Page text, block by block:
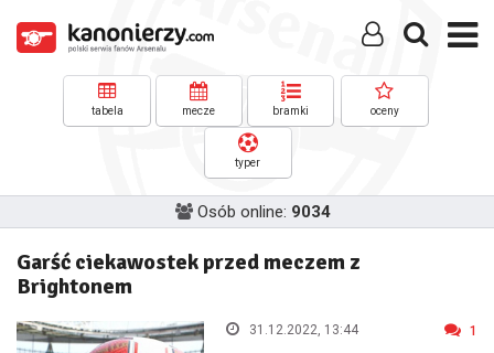
tabela mecze bramki oceny
typer
Osób online: 9034
Garść ciekawostek przed meczem z
Brightonem
31.12.2022, 13:44 1